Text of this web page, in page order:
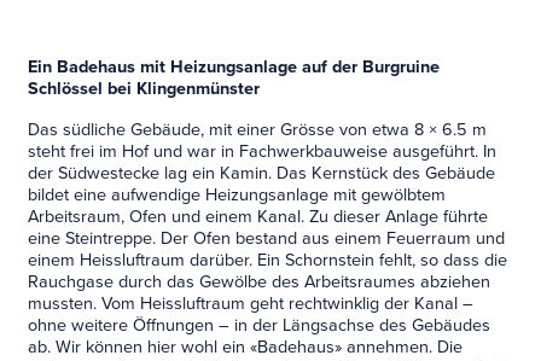
Ein Badehaus mit Heizungsanlage auf der Burgruine
Schlössel bei Klingenmünster
Das südliche Gebäude, mit einer Grösse von etwa 8 × 6.5 m
steht frei im Hof und war in Fachwerkbauweise ausgeführt. In
der Südwestecke lag ein Kamin. Das Kernstück des Gebäude
bildet eine aufwendige Heizungsanlage mit gewölbtem
Arbeitsraum, Ofen und einem Kanal. Zu dieser Anlage führte
eine Steintreppe. Der Ofen bestand aus einem Feuerraum und
einem Heissluftraum darüber. Ein Schornstein fehlt, so dass die
Rauchgase durch das Gewölbe des Arbeitsraumes abziehen
mussten. Vom Heissluftraum geht rechtwinklig der Kanal –
ohne weitere Öffnungen – in der Längsachse des Gebäudes
ab. Wir können hier wohl ein «Badehaus» annehmen. Die